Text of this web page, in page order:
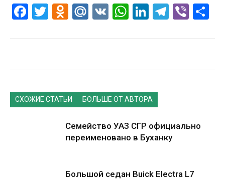
Facebook
Twitter
Odnoklassniki
Mail.Ru
VK WhatsApp
LinkedIn
СХОЖИЕ СТАТЬИ БОЛЬШЕ ОТ АВТОРА
Семейство УАЗ СГР официально
переименовано в Буханку
Большой седан Buick Electra L7